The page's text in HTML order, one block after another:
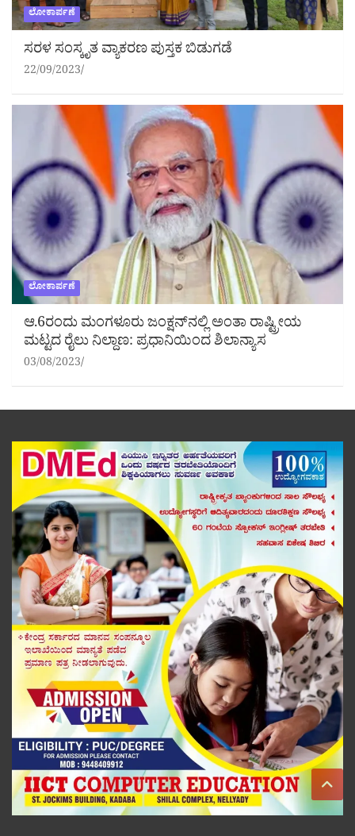
ಲೋಕಾರ್ಪಣೆ
ಸರಳ ಸಂಸ್ಕೃತ ವ್ಯಾಕರಣ ಪುಸ್ತಕ ಬಿಡುಗಡೆ
22/09/2023
ಲೋಕಾರ್ಪಣೆ
ಆ.6ರಂದು ಮಂಗಳೂರು ಜಂಕ್ಷನ್‌ನಲ್ಲಿ ಅಂತಾ ರಾಷ್ಟ್ರೀಯ
ಮಟ್ಟದ ರೈಲು ನಿಲ್ದಾಣ: ಪ್ರಧಾನಿಯಿಂದ ಶಿಲಾನ್ಯಾಸ
03/08/2023